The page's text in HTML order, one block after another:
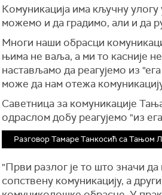
Комуникација има кључну
можемо и да градимо, али и да
Многи наши обрасци
њима не ваља, а ми то касније
настављамо да реагујемо из
може да нам отежа
Саветница за комуникације
одраслом добу реагујемо "из
Разговор Тамаре Танкосић са Тањом
"Први разлог је то што значи
сопствену комуникацију, а